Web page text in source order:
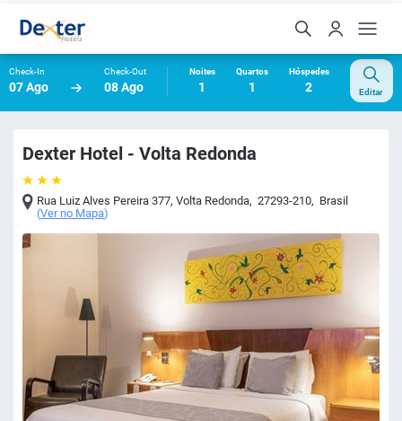
Check-In
07 Ago
Check-Out
08 Ago
Noites
1
Quartos
1
Hóspedes
2 Editar
Dexter Hotel - Volta Redonda
Rua Luiz Alves Pereira 377,Volta Redonda, 27293-210, Brasil
(Ver no Mapa)